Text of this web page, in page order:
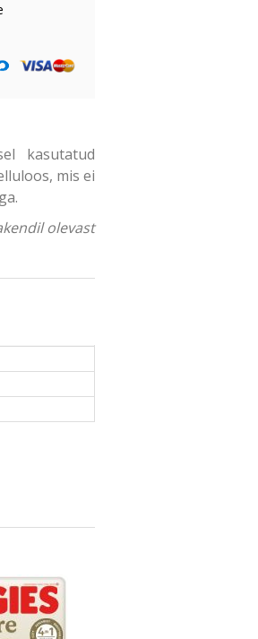
kasutatud
mis ei
olevast